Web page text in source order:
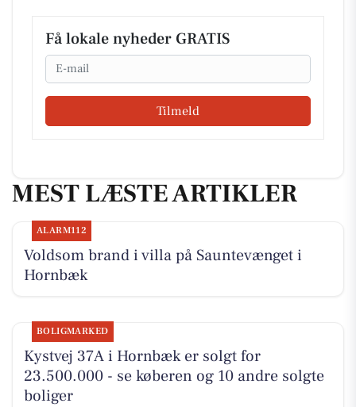
Få lokale nyheder GRATIS
Email
Tilmeld
MEST LÆSTE ARTIKLER
ALARM112
Voldsom brand i villa på Sauntevænget i
Hornbæk
BOLIGMARKED
Kystvej 37A i Hornbæk er solgt for
23.500.000 - se køberen og 10 andre solgte
boliger